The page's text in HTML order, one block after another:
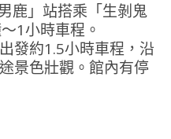
男鹿」站搭乘「生剝鬼
1小時車程。
發約1.5小時車程，沿
景色壯觀。館內有停